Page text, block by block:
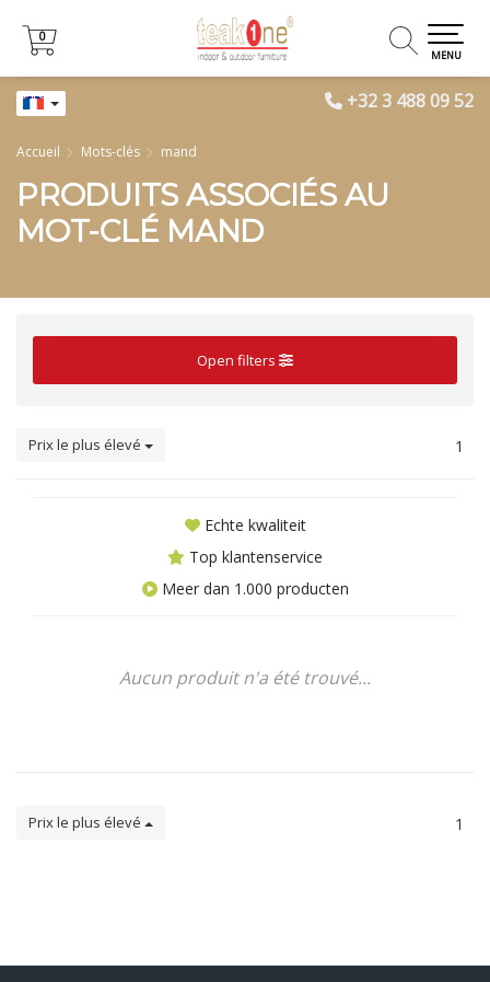
+32 3 488 09 52
0
0
MENU
Accueil Mots-clés mand
PRODUITS ASSOCIÉS AU
MOT-CLÉ MAND
Open filters
Prix le plus élevé 1
Echte kwaliteit
Top klantenservice
Meer dan 1.000 producten
Aucun produit n'a été trouvé...
Prix le plus élevé 1